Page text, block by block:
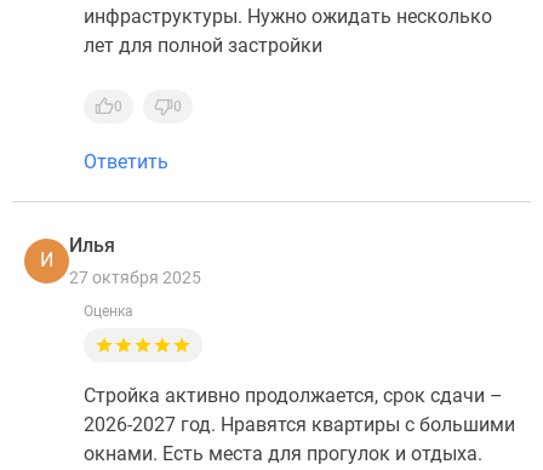
инфраструктуры. Нужно ожидать несколько
лет для полной застройки
0 0
Ответить
И
Илья
27 октября 2025
Оценка
Стройка активно продолжается, срок сдачи –
2026-2027 год. Нравятся квартиры с большими
окнами. Есть места для прогулок и отдыха.